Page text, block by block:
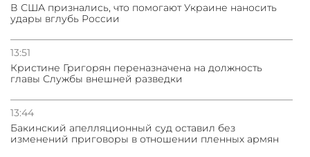
В США признались, что помогают Украине наносить
удары вглубь России
13:51
Кристине Григорян переназначена на должность
главы Службы внешней разведки
13:44
Бакинский апелляционный суд оставил без
изменений приговоры в отношении пленных армян